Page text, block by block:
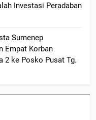
Investasi Peradaban
Sumenep
Empat Korban
2 ke Posko Pusat Tg.